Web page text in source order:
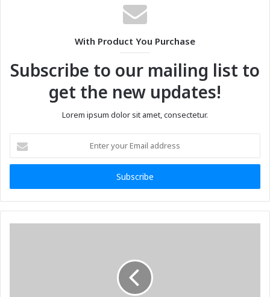
With Product You Purchase
Subscribe to our mailing list to
get the new updates!
Lorem ipsum dolor sit amet, consectetur.
your
Email